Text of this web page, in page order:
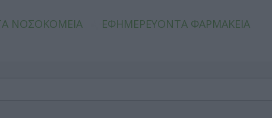
ΝΟΣΟΚΟΜΕΙΑ ΕΦΗΜΕΡΕΥΟΝΤΑ ΦΑΡΜΑΚΕΙΑ